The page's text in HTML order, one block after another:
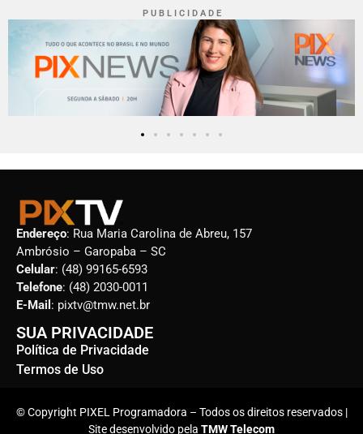
P U B L I C I D A D E
Endereço: Rua Maria Carolina de Abreu, 157
Ambrósio – Garopaba – SC
Celular: (48) 99165-6593
Telefone: (48) 2030-0011
E-Mail : pixtv@tmw.net.br
SUA PRIVACIDADE
Política de Privacidade
Termos de Uso
© Copyright PIXEL Programadora – Todos os direitos reservados |
Site desenvolvido pela TMW Telecom